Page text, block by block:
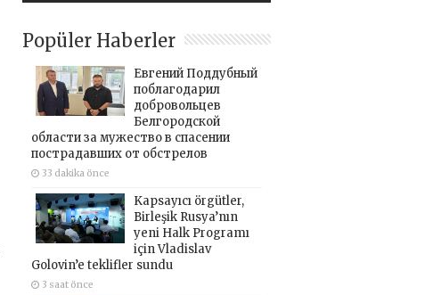
Popüler Haberler
Евгений Поддубный
поблагодарил
добровольцев
Белгородской
области за мужество в спасении
пострадавших от обстрелов
33 dakika önce
Kapsayıcı örgütler,
Birleşik Rusya’nın
yeni Halk Programı
için Vladislav
Golovin’e teklifler sundu
3 saat önce